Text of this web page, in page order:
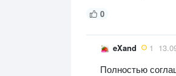
0
eXand 1
Полностью